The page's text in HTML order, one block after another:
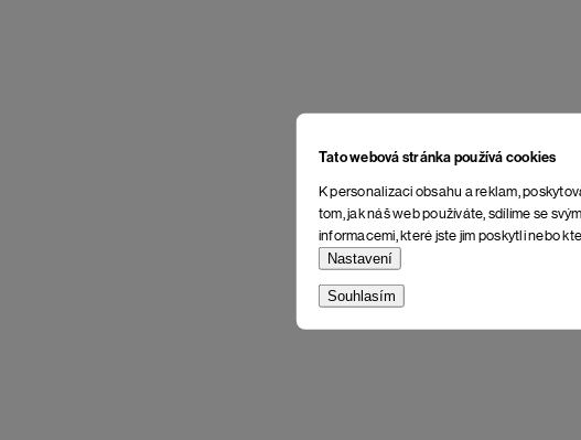
Tato webová stránka používá cookies
K personalizaci obsahu a reklam,
tom, jak náš web používáte, sdílíme se
informacemi, které jste jim poskytli nebo
Nastavení
Souhlasím